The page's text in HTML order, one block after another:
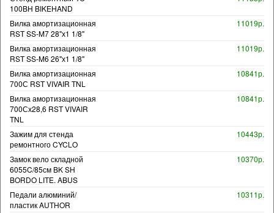
100BH BIKEHAND
Вилка амортизационная
RST SS-M7 28"х1 1/8"
11019р.
Вилка амортизационная
RST SS-M6 26"х1 1/8"
11019р.
Вилка амортизационная
700С RST VIVAIR TNL
10841р.
Вилка амортизационная
700Сх28,6 RST VIVAIR
TNL
10841р.
Зажим для стенда
ремонтного CYCLO
10443р.
Замок вело складной
6055C/85см BK SH
BORDO LITE. ABUS
10370р.
Педали алюминий/
пластик AUTHOR
10311р.